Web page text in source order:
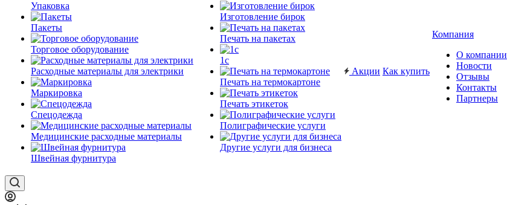
Упаковка
Пакеты
Торговое оборудование
Расходные материалы для электрики
Маркировка
Спецодежда
Медицинские расходные материалы
Швейная фурнитура
Изготовление бирок
Печать на пакетах
1c
Печать на термокартоне
Печать этикеток
Полиграфические услуги
Другие услуги для бизнеса
Акции Как купить
Компания
О компании
Новости
Отзывы
Контакты
Партнеры